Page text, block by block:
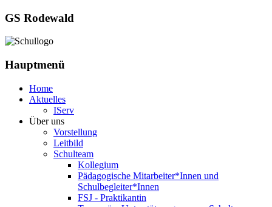
GS Rodewald
Hauptmenü
Home
Aktuelles
IServ
Über uns
Vorstellung
Leitbild
Schulteam
Kollegium
Pädagogische Mitarbeiter*Innen und
Schulbegleiter*Innen
FSJ - Praktikantin